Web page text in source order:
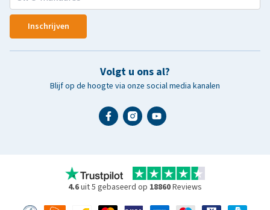
Inschrijven
Volgt u ons al?
Blijf op de hoogte via onze social media kanalen
4.6uit 5 gebaseerd op 18860Reviews